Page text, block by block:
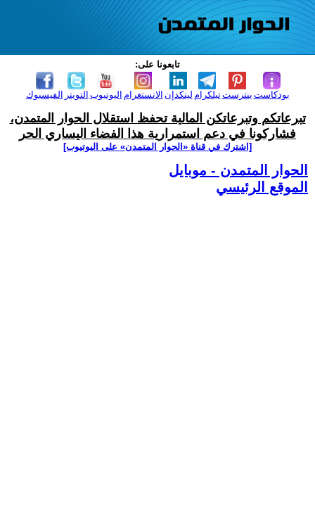
تابعونا على:
الفيسبوك التويتر اليوتيوب الانستغرام لينكدإن تيلكرامبنترست بودكاست
تبرعاتكم وتبرعاتكن المالية تحفظ استقلال الحوار المتمدن،
فشاركونا في دعم استمرارية هذا الفضاء اليساري الحر
[اشترك في قناة ‫«الحوار المتمدن» على اليوتيوب]
الحوار المتمدن - موبايل
الموقع الرئيسي